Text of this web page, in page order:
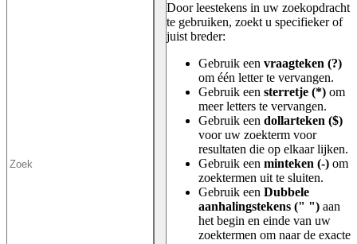
Door leestekens in uw zoekopdracht
te gebruiken, zoekt u specifieker of
juist breder:
Gebruik een vraagteken (?)
om één letter te vervangen.
Gebruik een sterretje (*) om
meer letters te vervangen.
Gebruik een dollarteken ($)
voor uw zoekterm voor
resultaten die op elkaar lijken.
Gebruik een minteken (-) om
zoektermen uit te sluiten.
Gebruik een Dubbele
aanhalingstekens (" ") aan
het begin en einde van uw
zoektermen om naar de exacte